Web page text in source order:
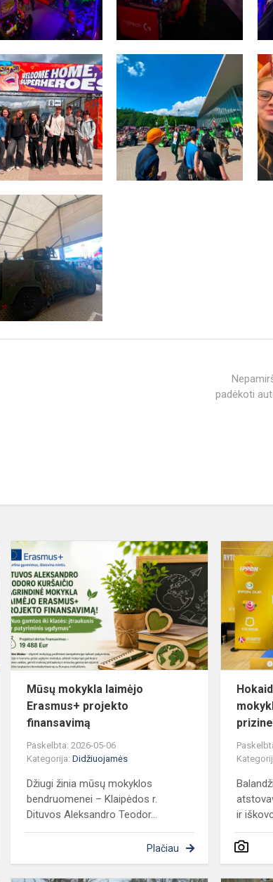
padėkoti
išmokom
Mūsų
mokykla
Erasmus+
projekto
finansavimą
Mūsų mokykla laimėjo
Erasmus+ projekto
finansavimą
Paskelbta: 2026-05-06
Kategorija:Didžiuojamės
Džiugi žinia mūsų mokyklos
bendruomenei – Klaipėdos r.
Dituvos Aleksandro Teodor...
Plačiau
ir